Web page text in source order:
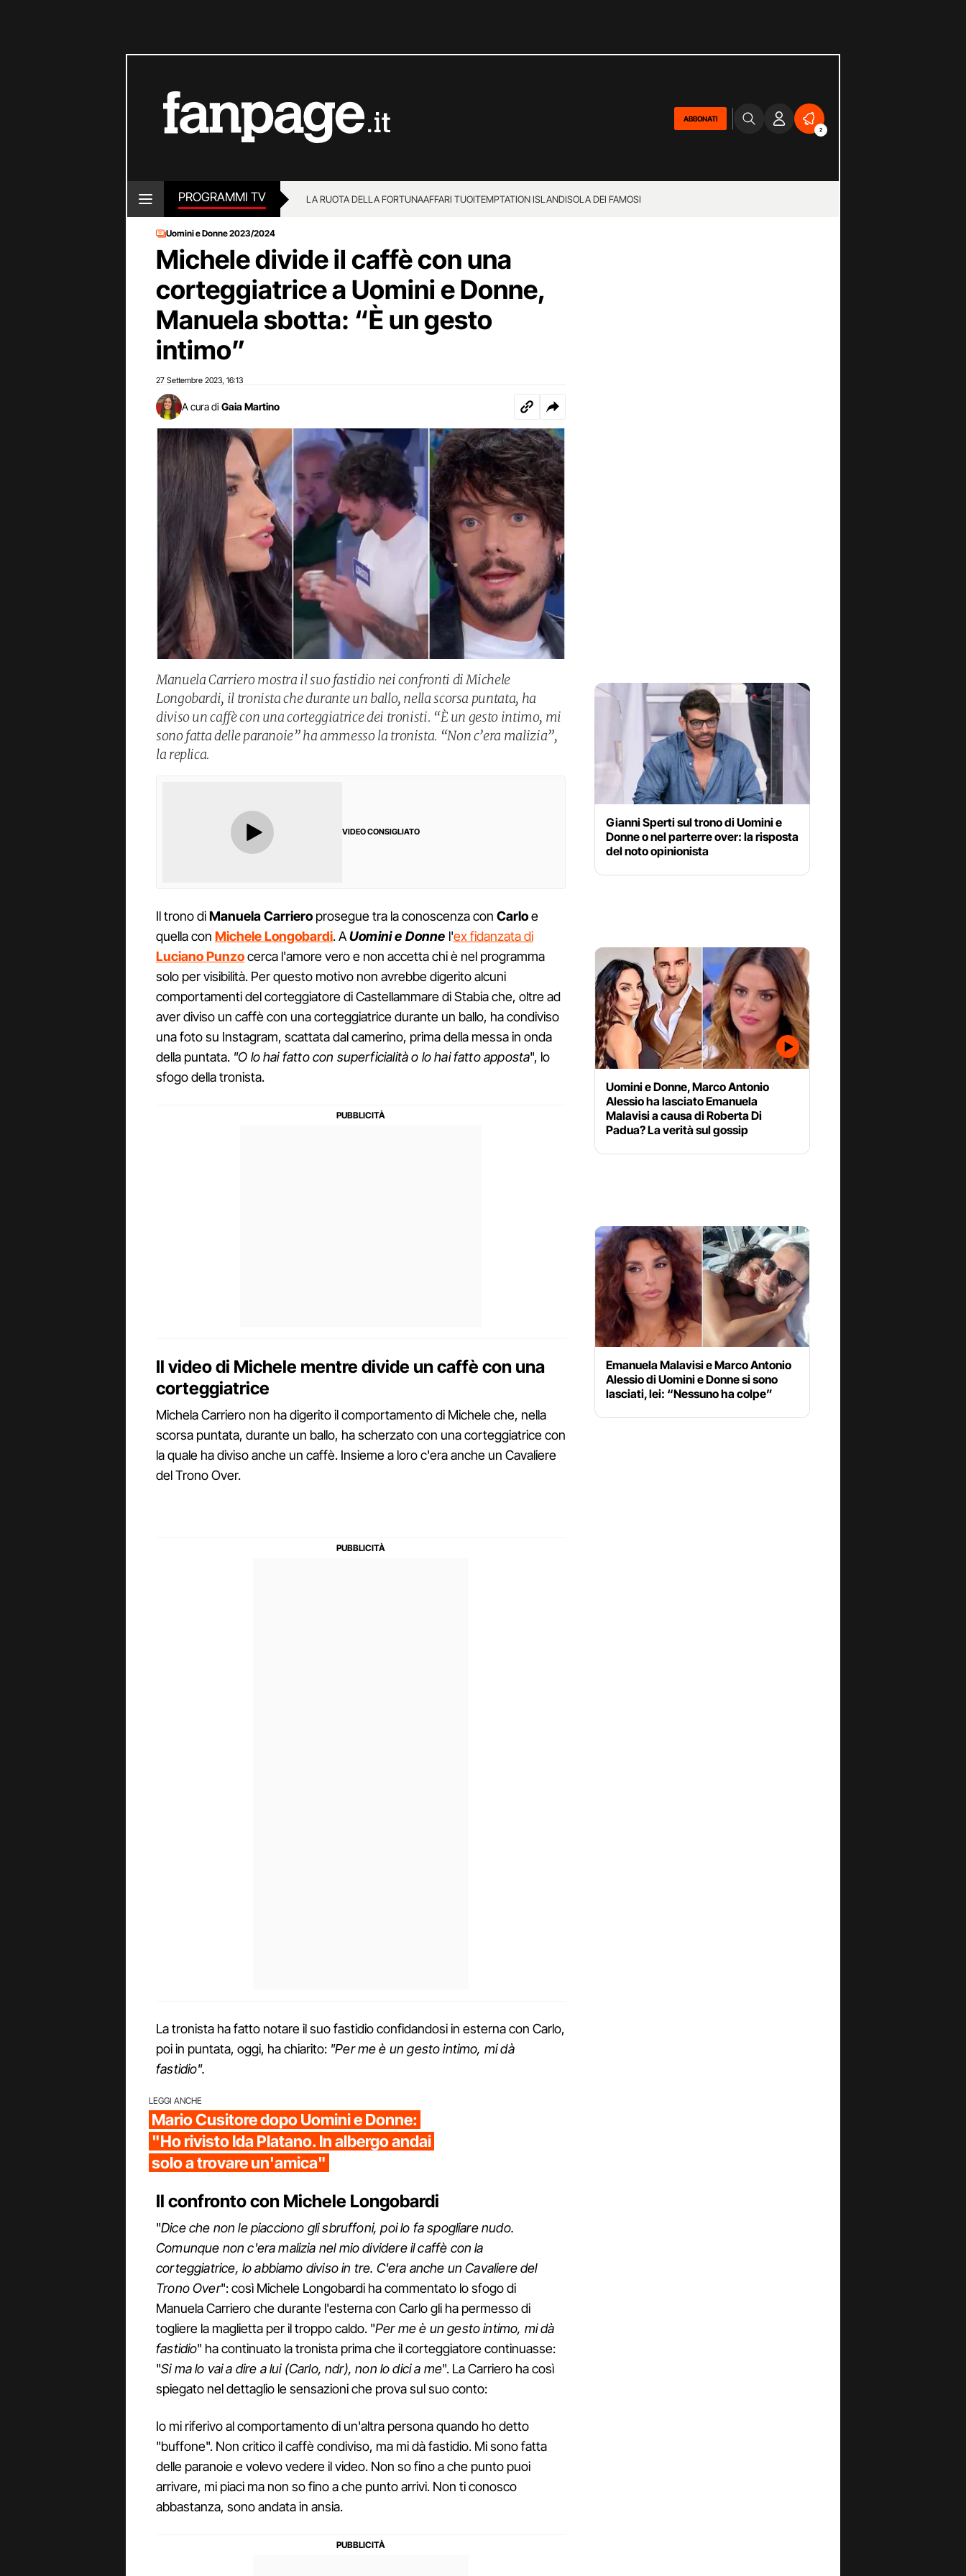
ABBONATI
2
PROGRAMMI TV LA RUOTA DELLA FORTUNAAFFARI TUOITEMPTATION ISLANDISOLA DEI FAMOSI
Uomini e Donne 2023/2024
Michele divide il caffè con una
corteggiatrice a Uomini e Donne,
Manuela sbotta: “È un gesto
intimo”
27 Settembre 2023 16:13
A cura di Gaia Martino
Manuela Carriero mostra il suo fastidio nei confronti di Michele
Longobardi, il tronista che durante un ballo, nella scorsa puntata, ha
diviso un caffè con una corteggiatrice dei tronisti. “È un gesto intimo, mi
sono fatta delle paranoie” ha ammesso la tronista. “Non c’era malizia”,
la replica.
VIDEO CONSIGLIATO
Il trono diManuelaCarriero prosegue tra la conoscenza con Carloe
quella con Michele Longobardi. AUomini e Donne l'ex fidanzata di
Luciano Punzocerca l'amore vero e non accetta chi è nel programma
solo per visibilità. Per questo motivo non avrebbe digerito alcuni
comportamenti del corteggiatore di Castellammare di Stabia che, oltre ad
aver diviso un caffè con una corteggiatrice durante un ballo, ha condiviso
una foto su Instagram, scattata dal camerino, prima della messa in onda
della puntata. "O lo hai fatto con superficialità o lo hai fatto apposta", lo
sfogo della tronista.
Il video di Michele mentre divide un caffè con una
corteggiatrice
Michela Carriero non ha digerito il comportamento di Michele che, nella
scorsa puntata, durante un ballo, ha scherzato con una corteggiatrice con
la quale ha diviso anche un caffè. Insieme a loro c'era anche un Cavaliere
del Trono Over.
La tronista ha fatto notare il suo fastidio confidandosi in esterna con Carlo,
poi in puntata, oggi, ha chiarito: "Per me è un gesto intimo, mi dà
fastidio".
LEGGI ANCHE
Mario Cusitore dopo Uomini e Donne:
"Ho rivisto Ida Platano. In albergo andai
solo a trovare un'amica"
Il confronto con Michele Longobardi
"Dice che non le piacciono gli sbruffoni, poi lo fa spogliare nudo.
Comunque non c'era malizia nel mio dividere il caffè con la
corteggiatrice, lo abbiamo diviso in tre. C'era anche un Cavaliere del
Trono Over": così Michele Longobardi ha commentato lo sfogo di
Manuela Carriero che durante l'esterna con Carlo gli ha permesso di
togliere la maglietta per il troppo caldo. "Per me è un gesto intimo, mi dà
fastidio" ha continuato la tronista prima che il corteggiatore continuasse:
"Si ma lo vai a dire a lui (Carlo, ndr), non lo dici a me". La Carriero ha così
spiegato nel dettaglio le sensazioni che prova sul suo conto:
Io mi riferivo al comportamento di un'altra persona quando ho detto
"buffone". Non critico il caffè condiviso, ma mi dà fastidio. Mi sono fatta
delle paranoie e volevo vedere il video. Non so fino a che punto puoi
arrivare, mi piaci ma non so fino a che punto arrivi. Non ti conosco
abbastanza, sono andata in ansia.
Gianni Sperti sul trono di Uomini e
Donne o nel parterre over: la risposta
del noto opinionista
Uomini e Donne, Marco Antonio
Alessio ha lasciato Emanuela
Malavisi a causa di Roberta Di
Padua? La verità sul gossip
Emanuela Malavisi e Marco Antonio
Alessio di Uomini e Donne si sono
lasciati, lei: “Nessuno ha colpe”